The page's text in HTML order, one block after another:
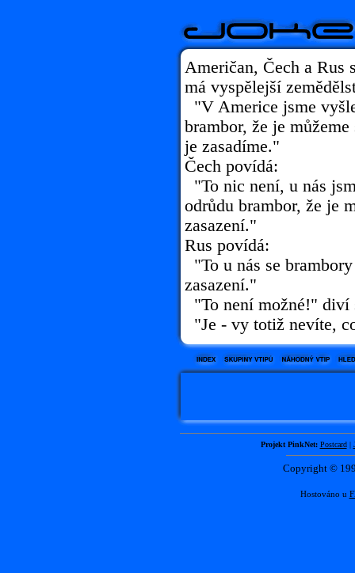
Američan, Čech a Rus
má vyspělejší
"V Americe jsme
brambor, že je
je zasadíme."
Čech povídá:
"To nic není, u nás
odrůdu brambor, že je
zasazení."
Rus povídá:
"To u nás se
zasazení."
"To není možné!" diví
"Je - vy totiž nevíte,
Projekt PinkNet: Postcard|
Copyright ©
Hostováno u